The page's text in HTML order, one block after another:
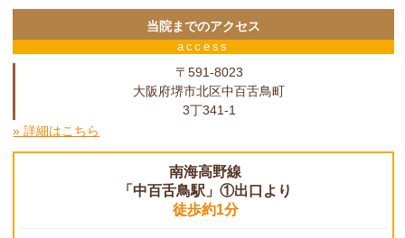
当院までのアクセス
access
〒591-8023
大阪府堺市北区中百舌鳥町
3丁341-1
» 詳細はこちら
南海高野線
「中百舌鳥駅」①出口より
徒歩約1分